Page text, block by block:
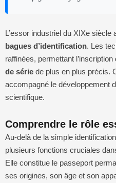
L’essor industriel du XIXe
bagues d’identification. Les
raffinées, permettant l’inscription
de série de plus en plus précis.
accompagné le développement
scientifique.
Comprendre le rôle
Au-delà de la simple
plusieurs fonctions cruciales
Elle constitue le passeport
ses origines, son âge et son